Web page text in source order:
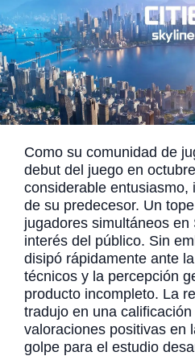
Como su comunidad de
debut del juego en
considerable entusiasmo,
de su predecesor. Un
jugadores simultáneos en
interés del público. Sin
disipó rápidamente ante
técnicos y la percepción
producto incompleto. La
tradujo en una
valoraciones positivas en
golpe para el estudio